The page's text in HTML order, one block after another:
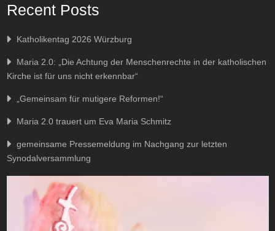
Recent Posts
Katholikentag 2026 Würzburg
Maria 2.0: „Die Achtung der Menschenrechte in der katholischen
Kirche ist für uns nicht erkennbar“
„Gemeinsam für mutigere Reformen!“
Maria 2.0 trauert um Eva Maria Schmitz
gemeinsame Pressemeldung im Nachgang zur letzten
Synodalversammlung